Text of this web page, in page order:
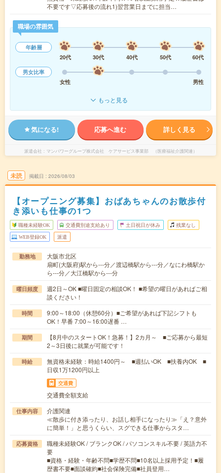
不要です▽応募後の流れ1)翌営業日までに担当…
職場の雰囲気
年齢層
20代
30代 40代 50代
60代
男女比率
女性
男性
もっと見る
気になる! 応募へ進む 詳しく見る
派遣会社 マンパワーグループ株式会社 ケアサービス事業部 （医療福祉介護関連）
未読 掲載日 2026/08/03
【オープニング募集】おばあちゃんのお散歩付
き添いも仕事の1つ
職種未経験OK 交通費別途支給あり 土日祝日が休み 残業なし
WEB登録OK 派遣
勤務地
大阪市北区
扇町(大阪府)駅から---分／渡辺橋駅から---分／なにわ橋駅か
ら---分／大江橋駅から---分
曜日頻度
週2日～OK ■曜日固定の相談OK！ ■希望の曜日があればご相
談ください！
時間
9:00～18:00（休憩60分）■ご希望があれば下記シフトも
OK！早番 7:00～16:00遅番 …
期間
【8月中のスタートOK！急募！】2カ月～ ■ご応募から最短
2～3日後に就業が可能です！
時給
無資格未経験：時給1400円～ ■週払いOK ■扶養内OK ■
日収1万1200円以上
交通費
交通費全額支給
仕事内容
介護関連
≪散歩に付き添ったり、お話し相手になったり≫「え？意外
に簡単！」と思うくらい、スグできる仕事からスタ…
応募資格
職種未経験OK / ブランクOK / パソコンスキル不要 / 英語力不
要
■資格・経験・年齢不問■学歴不問■10名以上採用予定！■履
歴書不要■面談確約■社会保険完備■社員登用…